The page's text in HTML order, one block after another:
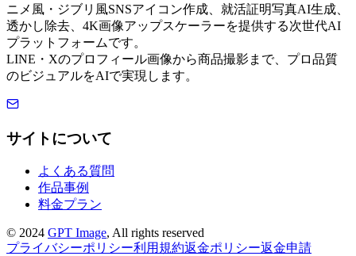
ニメ風・ジブリ風SNSアイコン作成、就活証明写真AI生成、
透かし除去、4K画像アップスケーラーを提供する次世代AI
プラットフォームです。
LINE・Xのプロフィール画像から商品撮影まで、プロ品質
のビジュアルをAIで実現します。
サイトについて
よくある質問
作品事例
料金プラン
© 2024 GPT Image, All rights reserved
プライバシーポリシー利用規約返金ポリシー返金申請